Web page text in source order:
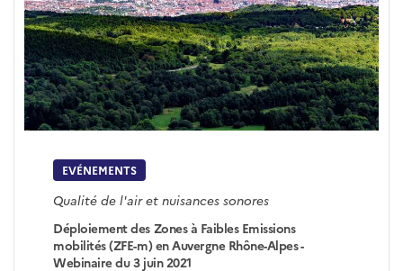
EVÉNEMENTS
Qualité de l'air et nuisances sonores
Déploiement des Zones à Faibles Emissions
mobilités (ZFE-m) en Auvergne Rhône-Alpes -
Webinaire du 3 juin 2021